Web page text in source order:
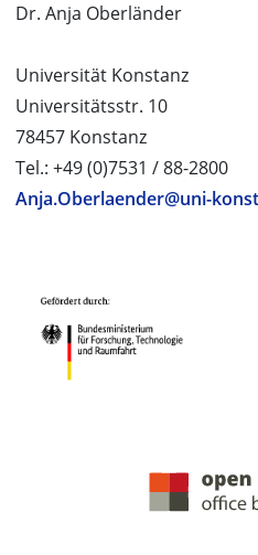
Dr. Anja Oberländer
Universität Konstanz
Universitätsstr. 10
78457 Konstanz
Tel.: +49 (0)7531 / 88-2800
Anja.Oberlaender@uni-